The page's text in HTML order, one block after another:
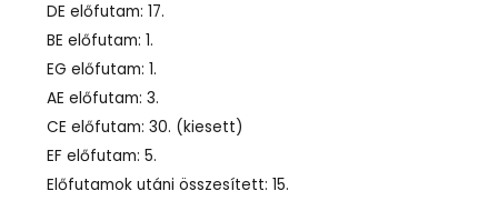
DE előfutam: 17.
BE előfutam: 1.
EG előfutam: 1.
AE előfutam: 3.
CE előfutam: 30. (kiesett)
EF előfutam: 5.
Előfutamok utáni összesített: 15.